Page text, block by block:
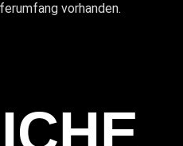
vorhanden.